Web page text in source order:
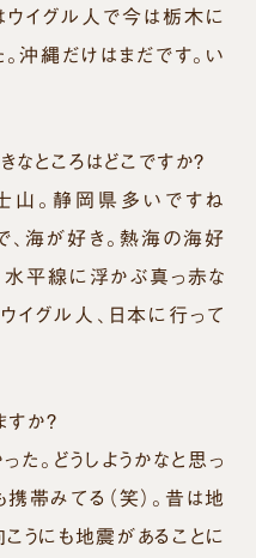
イグル人で今は栃木に
沖縄だけはまだです。い
ところはどこですか？
山。静岡県多いですね
、海が好き。熱海の海好
水平線に浮かぶ真っ赤な
イグル人、日本に行って
か？
。どうしようかなと思っ
帯みてる（笑）。昔は地
うにも地震があることに